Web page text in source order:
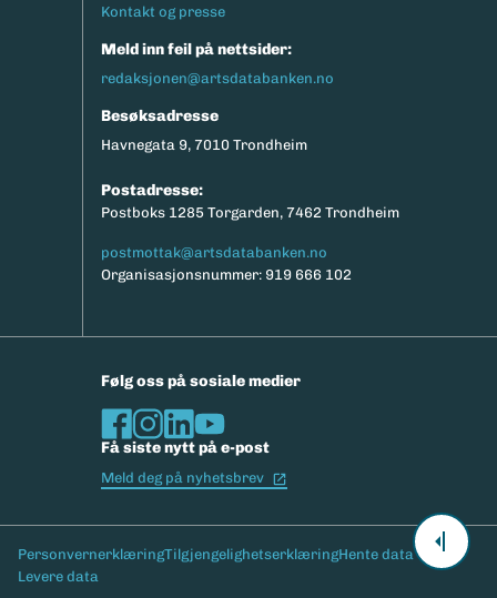
Kontakt og presse
Meld inn feil på nettsider:
redaksjonen@artsdatabanken.no
Besøksadresse
Havnegata 9, 7010 Trondheim
Postadresse:
Postboks 1285 Torgarden, 7462 Trondheim
postmottak@artsdatabanken.no
Organisasjonsnummer: 919 666 102
Følg oss på sosiale medier
Få siste nytt på e-post
Meld deg på nyhetsbrev
Bunntekst
PersonvernerklæringTilgjengelighetserklæringHente data
Levere data